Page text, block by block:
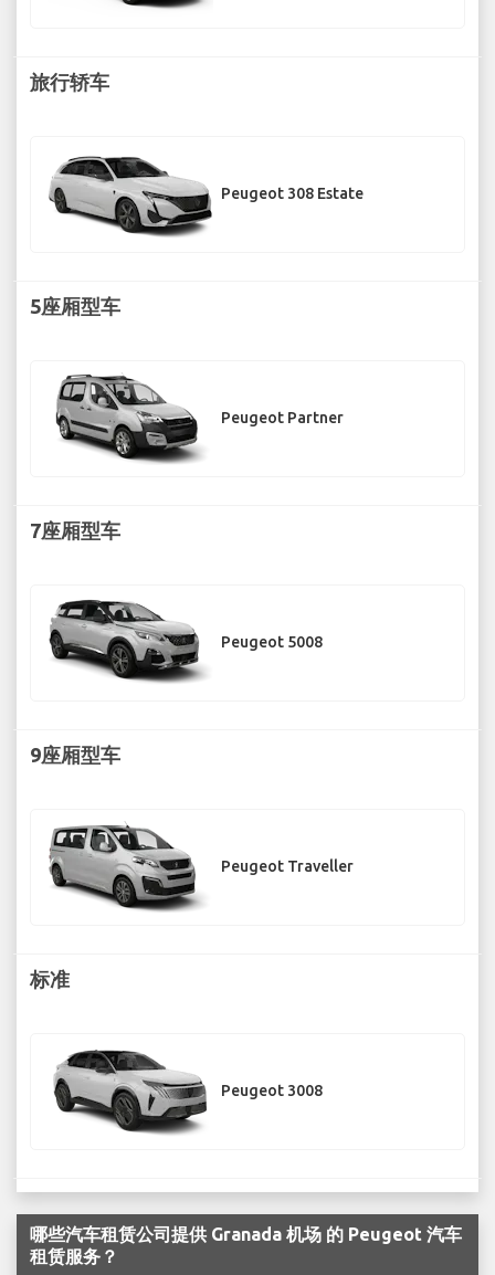
旅行轿车
Peugeot 308 Estate
5座厢型车
Peugeot Partner
7座厢型车
Peugeot 5008
9座厢型车
Peugeot Traveller
标准
Peugeot 3008
哪些汽车租赁公司提供 Granada 机场 的 Peugeot 汽车
租赁服务？